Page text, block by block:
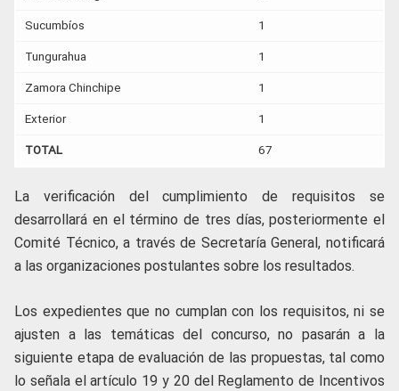
Sucumbíos 1
Tungurahua 1
Zamora Chinchipe 1
Exterior 1
TOTAL 67
La verificación del cumplimiento de requisitos se
desarrollará en el término de tres días, posteriormente el
Comité Técnico, a través de Secretaría General, notificará
a las organizaciones postulantes sobre los resultados.
Los expedientes que no cumplan con los requisitos, ni se
ajusten a las temáticas del concurso, no pasarán a la
siguiente etapa de evaluación de las propuestas, tal como
lo señala el artículo 19 y 20 del Reglamento de Incentivos